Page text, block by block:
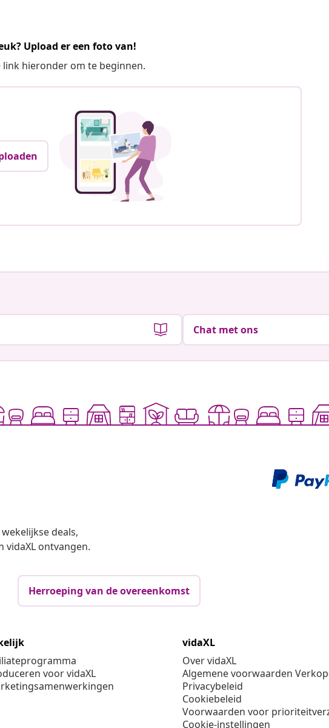
Upload er een foto van!
link hieronder om te beginnen.
Chat met ons
deals,
vidaXL ontvangen.
Herroeping van de overeenkomst
voor vidaXL
vidaXL
Over vidaXL
Algemene voorwaarden
Privacybeleid
Cookiebeleid
Voorwaarden voor
Cookie-instellingen